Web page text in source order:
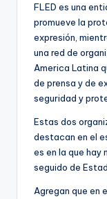
FLED es una
promueve la
expresión,
una red de
America Latina
de prensa y de
seguridad y
Estas dos
destacan en el
es en la que hay
seguido de
Agregan que en